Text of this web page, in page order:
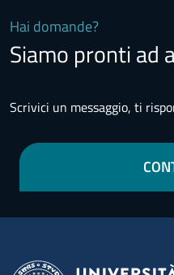
Hai domande?
Siamo pronti ad
Scrivici un messaggio, ti